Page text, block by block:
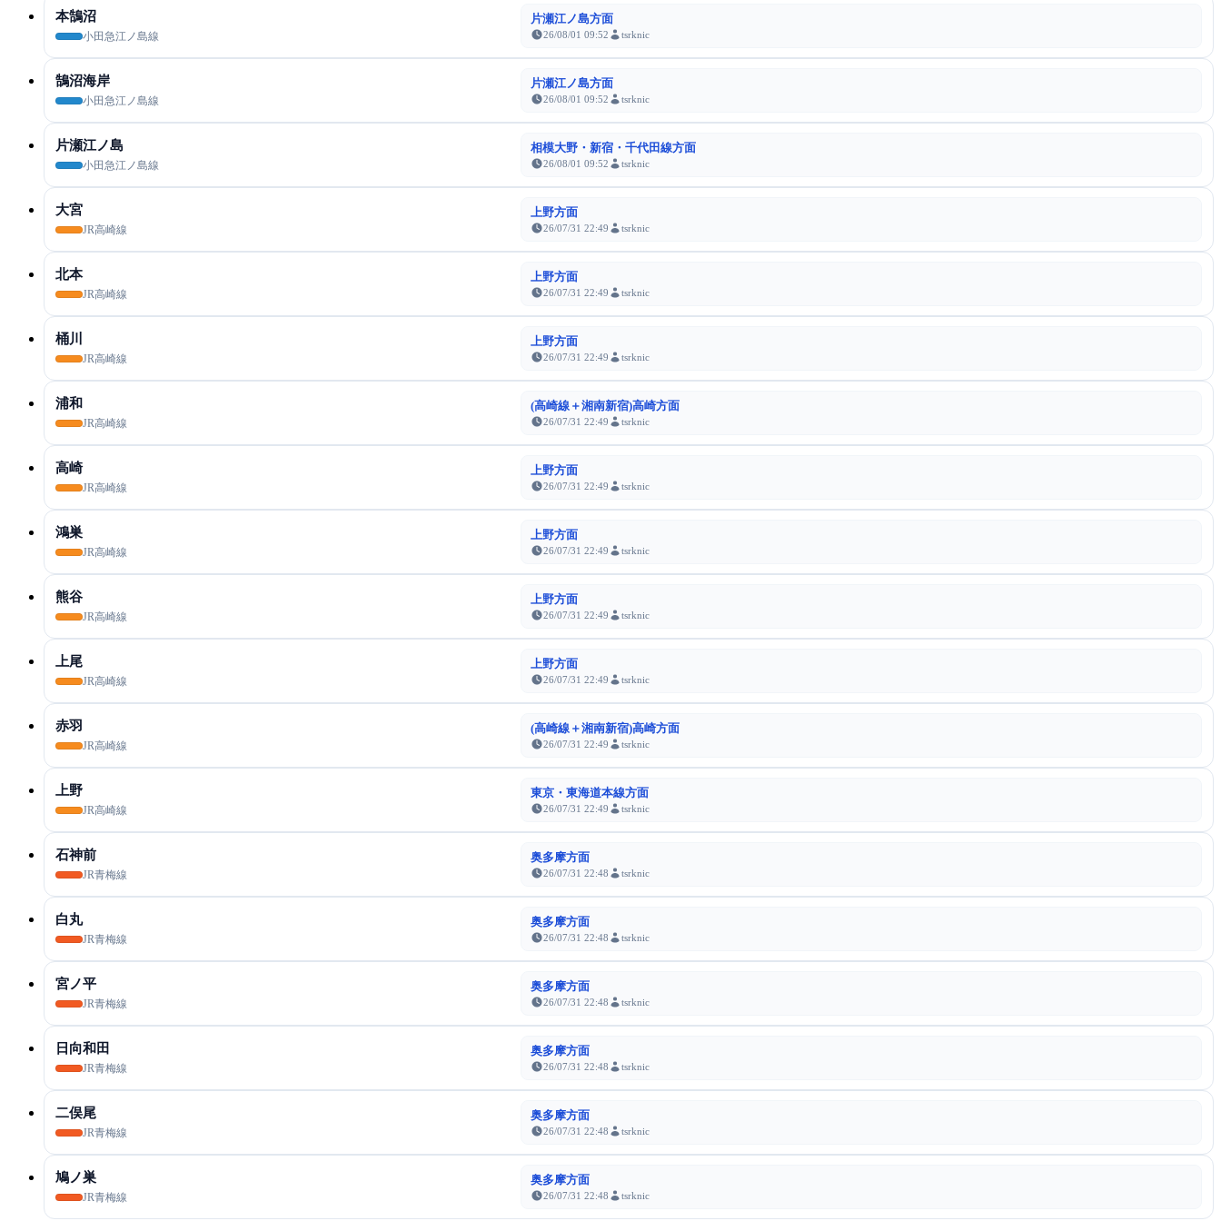
本鵠沼
小田急江ノ島線
片瀬江ノ島方面
26/08/01 09:52 tsrknic
鵠沼海岸
小田急江ノ島線
片瀬江ノ島方面
26/08/01 09:52 tsrknic
片瀬江ノ島
小田急江ノ島線
相模大野・新宿・千代田線方面
26/08/01 09:52 tsrknic
大宮
JR高崎線
上野方面
26/07/31 22:49 tsrknic
北本
JR高崎線
上野方面
26/07/31 22:49 tsrknic
桶川
JR高崎線
上野方面
26/07/31 22:49 tsrknic
浦和
JR高崎線
(高崎線＋湘南新宿)高崎方面
26/07/31 22:49 tsrknic
高崎
JR高崎線
上野方面
26/07/31 22:49 tsrknic
鴻巣
JR高崎線
上野方面
26/07/31 22:49 tsrknic
熊谷
JR高崎線
上野方面
26/07/31 22:49 tsrknic
上尾
JR高崎線
上野方面
26/07/31 22:49 tsrknic
赤羽
JR高崎線
(高崎線＋湘南新宿)高崎方面
26/07/31 22:49 tsrknic
上野
JR高崎線
東京・東海道本線方面
26/07/31 22:49 tsrknic
石神前
JR青梅線
奥多摩方面
26/07/31 22:48 tsrknic
白丸
JR青梅線
奥多摩方面
26/07/31 22:48 tsrknic
宮ノ平
JR青梅線
奥多摩方面
26/07/31 22:48 tsrknic
日向和田
JR青梅線
奥多摩方面
26/07/31 22:48 tsrknic
二俣尾
JR青梅線
奥多摩方面
26/07/31 22:48 tsrknic
鳩ノ巣
JR青梅線
奥多摩方面
26/07/31 22:48 tsrknic